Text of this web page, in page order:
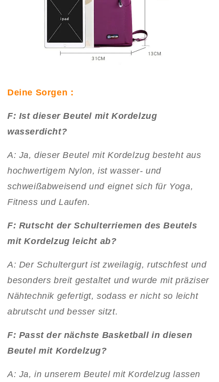
Deine Sorgen：
F: Ist dieser Beutel mit Kordelzug
wasserdicht?
A: Ja, dieser Beutel mit Kordelzug besteht aus
hochwertigem Nylon, ist wasser- und
schweißabweisend und eignet sich für Yoga,
Fitness und Laufen.
F: Rutscht der Schulterriemen des Beutels
mit Kordelzug leicht ab?
A: Der Schultergurt ist zweilagig, rutschfest und
besonders breit gestaltet und wurde mit präziser
Nähtechnik gefertigt, sodass er nicht so leicht
abrutscht und besser sitzt.
F: Passt der nächste Basketball in diesen
Beutel mit Kordelzug?
A: Ja, in unserem Beutel mit Kordelzug lassen